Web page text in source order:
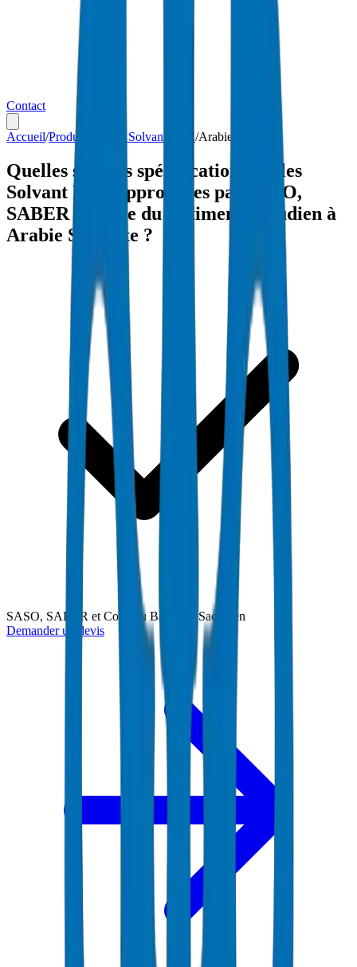
Contact
Accueil/Produits Colles Solvant PVC/Arabie Saoudite
Quelles sont les spécifications Colles
Solvant PVC approuvées par SASO,
SABER et Code du Bâtiment Saoudien à
Arabie Saoudite ?
SASO, SABER et Code du Bâtiment Saoudien
Demander un devis